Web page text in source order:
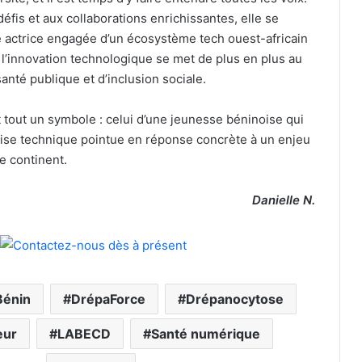
et aux collaborations enrichissantes, elle se
engagée d’un écosystème tech ouest-africain
technologique se met de plus en plus au
publique et d’inclusion sociale.
tout un symbole : celui d’une jeunesse béninoise qui
technique pointue en réponse concrète à un enjeu
continent.
Danielle N.
DrépaForce Drépanocytose
LABECD Santé numérique